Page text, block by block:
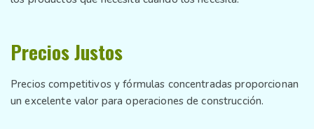
Precios Justos
Precios competitivos y fórmulas concentradas proporcionan
un excelente valor para operaciones de construcción.